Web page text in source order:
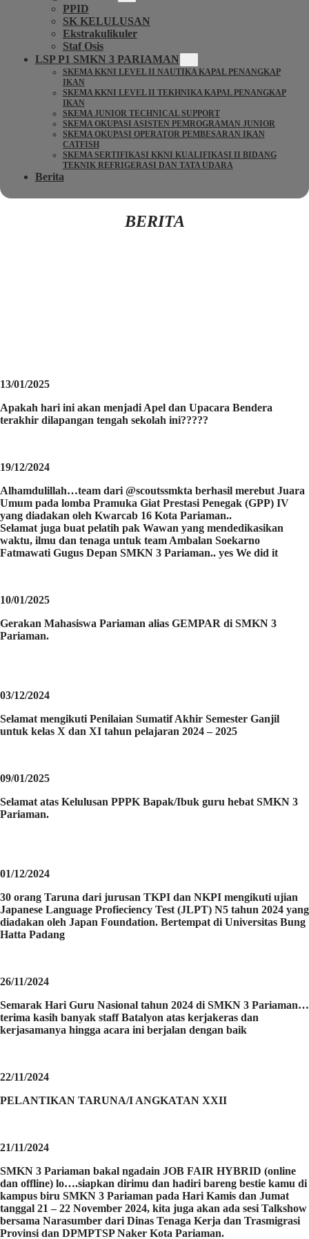
PPID
SK KELULUSAN
Ekstrakulikuler
Staf Osis
LSP P1 SMKN 3 PARIAMAN
SKEMA KKNI LEVEL II NAUTIKA KAPAL PENANGKAP
IKAN
SKEMA KKNI LEVEL II TEKHNIKA KAPAL PENANGKAP
IKAN
SKEMA JUNIOR TECHNICAL SUPPORT
SKEMA OKUPASI ASISTEN PEMROGRAMAN JUNIOR
SKEMA OKUPASI OPERATOR PEMBESARAN IKAN
CATFISH
SKEMA SERTIFIKASI KKNI KUALIFIKASI II BIDANG
TEKNIK REFRIGERASI DAN TATA UDARA
Berita
BERITA
13/01/2025
Apakah hari ini akan menjadi Apel dan Upacara Bendera
terakhir dilapangan tengah sekolah ini?????
19/12/2024
Alhamdulillah…team dari @scoutssmkta berhasil merebut Juara
Umum pada lomba Pramuka Giat Prestasi Penegak (GPP) IV
yang diadakan oleh Kwarcab 16 Kota Pariaman..
Selamat juga buat pelatih pak Wawan yang mendedikasikan
waktu, ilmu dan tenaga untuk team Ambalan Soekarno
Fatmawati Gugus Depan SMKN 3 Pariaman.. yes We did it
10/01/2025
Gerakan Mahasiswa Pariaman alias GEMPAR di SMKN 3
Pariaman.
03/12/2024
Selamat mengikuti Penilaian Sumatif Akhir Semester Ganjil
untuk kelas X dan XI tahun pelajaran 2024 – 2025
09/01/2025
Selamat atas Kelulusan PPPK Bapak/Ibuk guru hebat SMKN 3
Pariaman.
01/12/2024
30 orang Taruna dari jurusan TKPI dan NKPI mengikuti ujian
Japanese Language Profieciency Test (JLPT) N5 tahun 2024 yang
diadakan oleh Japan Foundation. Bertempat di Universitas Bung
Hatta Padang
26/11/2024
Semarak Hari Guru Nasional tahun 2024 di SMKN 3 Pariaman…
terima kasih banyak staff Batalyon atas kerjakeras dan
kerjasamanya hingga acara ini berjalan dengan baik
22/11/2024
PELANTIKAN TARUNA/I ANGKATAN XXII
21/11/2024
SMKN 3 Pariaman bakal ngadain JOB FAIR HYBRID (online
dan offline) lo….siapkan dirimu dan hadiri bareng bestie kamu di
kampus biru SMKN 3 Pariaman pada Hari Kamis dan Jumat
tanggal 21 – 22 November 2024, kita juga akan ada sesi Talkshow
bersama Narasumber dari Dinas Tenaga Kerja dan Trasmigrasi
Provinsi dan DPMPTSP Naker Kota Pariaman.